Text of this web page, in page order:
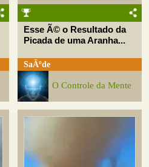
Esse Ã© o Resultado da
Picada de uma Aranha...
SaÃºde
O Controle da Mente